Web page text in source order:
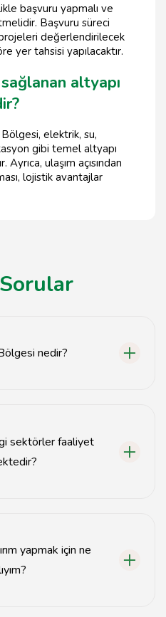
başvuru yapmalı ve
Başvuru süreci
projeleri değerlendirilecek
yer tahsisi yapılacaktır.
altyapı
elektrik, su,
gibi temel altyapı
ulaşım açısından
lojistik avantajlar
nedir?
sektörler faaliyet
yapmak için ne